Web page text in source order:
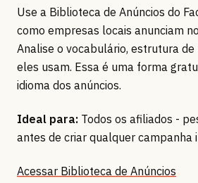
Use a Biblioteca de Anúncios do
como empresas locais anunciam
Analise o vocabulário, estrutura de
eles usam. Essa é uma forma
idioma dos anúncios.
Ideal para: Todos os afiliados -
antes de criar qualquer campanha
Acessar Biblioteca de Anúncios